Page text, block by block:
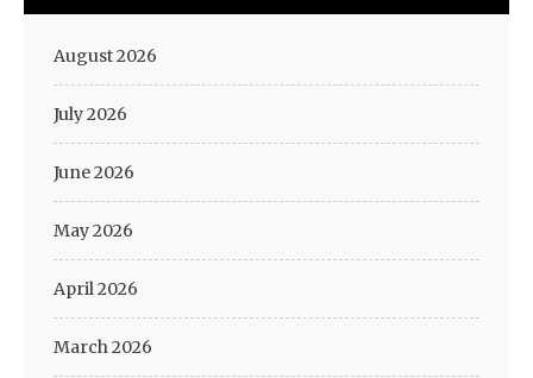
August 2026
July 2026
June 2026
May 2026
April 2026
March 2026